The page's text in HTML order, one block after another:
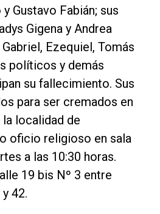
Gustavo Fabián; sus
Gigena y Andrea
Ezequiel, Tomás
políticos y demás
su fallecimiento. Sus
para ser cremados en
localidad de
oficio religioso en sala
a las 10:30 horas.
19 bis Nº 3 entre
42.